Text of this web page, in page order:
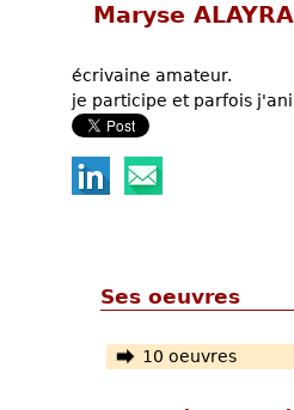
Maryse
écrivaine amateur.
je participe et parfois
Ses oeuvres
10 oeuvres